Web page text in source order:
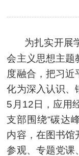
为扎实开展
会主义思想主题
度融合，把习
化为深入认识、
5月12日，应用
支部围绕“碳达
内容，在图书馆
参观、专题党课